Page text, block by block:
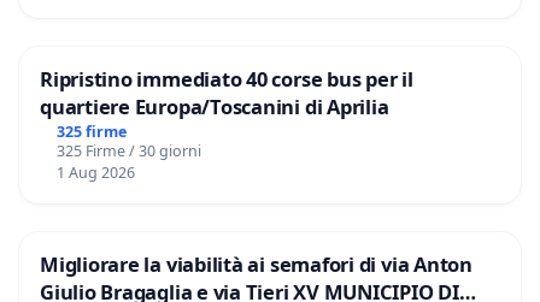
Ripristino immediato 40 corse bus per il
quartiere Europa/Toscanini di Aprilia
325 firme
325 Firme / 30 giorni
1 Aug 2026
Migliorare la viabilità ai semafori di via Anton
Giulio Bragaglia e via Tieri XV MUNICIPIO DI